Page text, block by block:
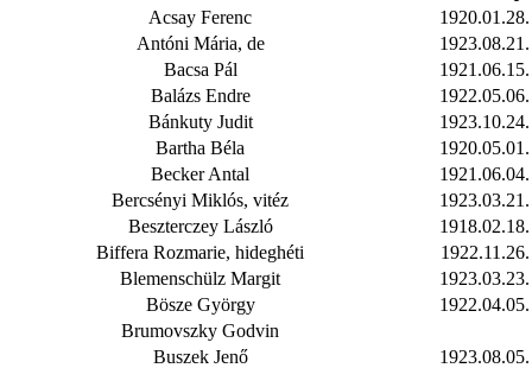
Acsay Ferenc
1920.01.28.
Antóni Mária, de
1923.08.21.
Bacsa Pál
1921.06.15.
Balázs Endre
1922.05.06.
Bánkuty Judit
1923.10.24.
Bartha Béla
1920.05.01.
Becker Antal
1921.06.04.
Bercsényi Miklós, vitéz
1923.03.21.
Beszterczey László
1918.02.18.
Biffera Rozmarie, hideghéti
1922.11.26.
Blemenschülz Margit
1923.03.23.
Bösze György
1922.04.05.
Brumovszky Godvin
Buszek Jenő
1923.08.05.